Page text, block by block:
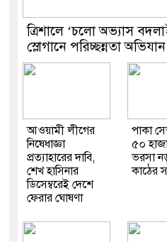
‎ত্রিশালে ‘চলো অভ্যাস
স্লোগানে পরিচ্ছন্নতা
আওয়ামী লীগের
নিষেধাজ্ঞা
প্রত্যাহারের দাবি,
শেখ হাসিনার
ডিসেম্বরেই দেশে
ফেরার ঘোষণা
পাকা
৫০
ভরসা
কাঠের